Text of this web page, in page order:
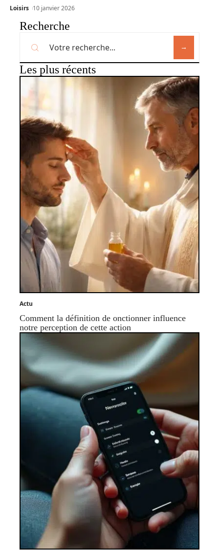
Loisirs 10 janvier 2026
Recherche
Les plus récents
Actu
Comment la définition de onctionner influence
notre perception de cette action